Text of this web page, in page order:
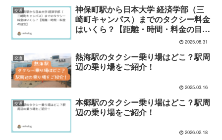
交通
神保町駅から日本大学 経済学部（三
崎町キャンパス）までのタクシー料金
はいくら？【距離・時間・料金の目
2025.08.31
交通
熱海駅のタクシー乗り場はどこ？駅周
辺の乗り場をご紹介！
2025.03.16
交通
本郷駅のタクシー乗り場はどこ？駅周
辺の乗り場をご紹介！
2026.02.18